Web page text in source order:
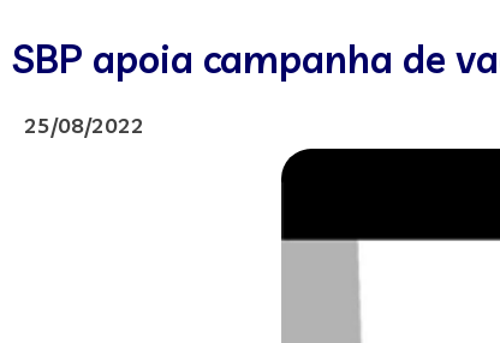
SBP apoia campanha de
25/08/2022